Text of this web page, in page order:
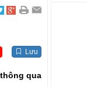
Lưu
qua